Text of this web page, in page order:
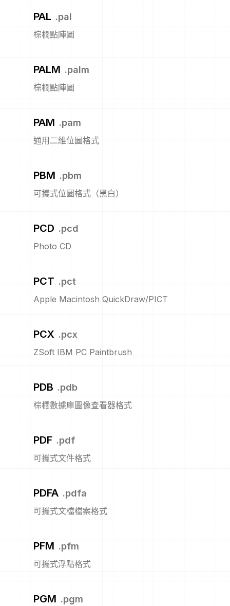
PAL .pal
棕櫚點陣圖
PALM .palm
棕櫚點陣圖
PAM .pam
通用二維位圖格式
PBM .pbm
可攜式位圖格式（黑白）
PCD .pcd
Photo CD
PCT .pct
Apple Macintosh QuickDraw/PICT
PCX .pcx
ZSoft IBM PC Paintbrush
PDB .pdb
棕櫚數據庫圖像查看器格式
PDF .pdf
可攜式文件格式
PDFA .pdfa
可攜式文檔檔案格式
PFM .pfm
可攜式浮點格式
PGM .pgm